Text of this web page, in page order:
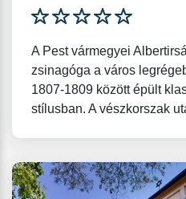
A Pest vármegyei
zsinagóga a város
1807-1809 között épült
stílusban. A vészkorszak